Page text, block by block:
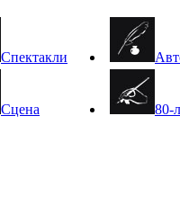
Спектакли
Сцена 80-